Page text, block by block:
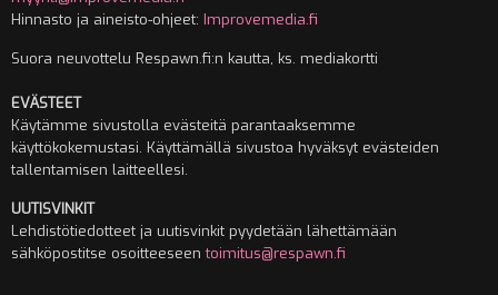
Hinnasto ja aineisto-ohjeet: Improvemedia.fi
Suora neuvottelu Respawn.fi:n kautta, ks. mediakortti
EVÄSTEET
Käytämme sivustolla evästeitä parantaaksemme
käyttökokemustasi. Käyttämällä sivustoa hyväksyt evästeiden
tallentamisen laitteellesi.
UUTISVINKIT
Lehdistötiedotteet ja uutisvinkit pyydetään lähettämään
sähköpostitse osoitteeseentoimitus@respawn.fi